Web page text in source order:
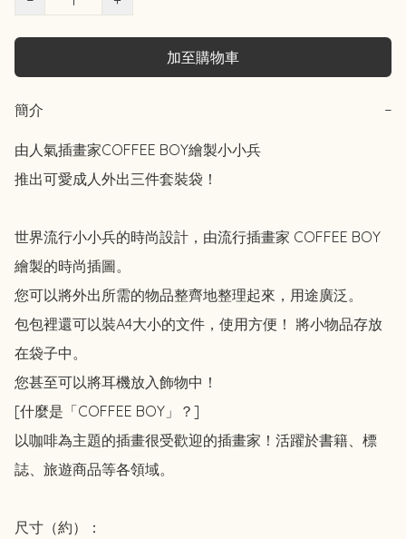
加至購物車
簡介 −
由人氣插畫家COFFEE BOY繪製小小兵
推出可愛成人外出三件套裝袋！
世界流行小小兵的時尚設計，由流行插畫家 COFFEE BOY
繪製的時尚插圖。
您可以將外出所需的物品整齊地整理起來，用途廣泛。
包包裡還可以裝A4大小的文件，使用方便！ 將小物品存放
在袋子中。
您甚至可以將耳機放入飾物中！
[什麼是「COFFEE BOY」？]
以咖啡為主題的插畫很受歡迎的插畫家！活躍於書籍、標
誌、旅遊商品等各領域。
尺寸（約）：